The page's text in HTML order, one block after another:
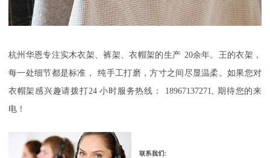
杭州华恩专注实木衣架、裤架 、衣帽架的生产 20余年。 王的衣架，
每一处细节都是标准 ， 纯手工打磨，方寸之间尽显温柔 。如果您对
衣帽架感兴趣请拨打24小时服务热线： 18967137271,
期待您的来
电！